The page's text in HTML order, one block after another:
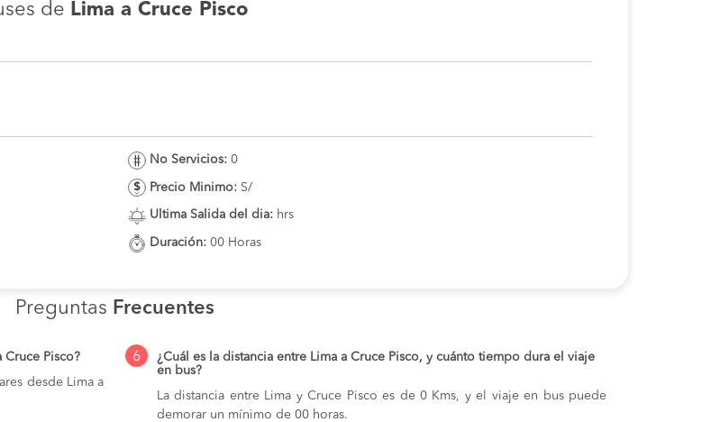
de Lima a Cruce Pisco
No Servicios: 0
Precio Minimo: S/
Ultima Salida del dia: hrs
Duración: 00 Horas
Preguntas Frecuentes
Cruce Pisco?
desde Lima a
6
¿Cuál es la distancia entre Lima a Cruce Pisco, y cuánto tiempo dura el viaje
en bus?
La distancia entre Lima y Cruce Pisco es de 0 Kms, y el viaje en bus puede
demorar un mínimo de 00 horas.